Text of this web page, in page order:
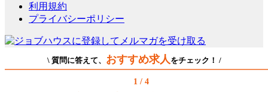
利用規約
プライバシーポリシー
\ 質問に答えて、 おすすめ求人 をチェック！ /
1 / 4